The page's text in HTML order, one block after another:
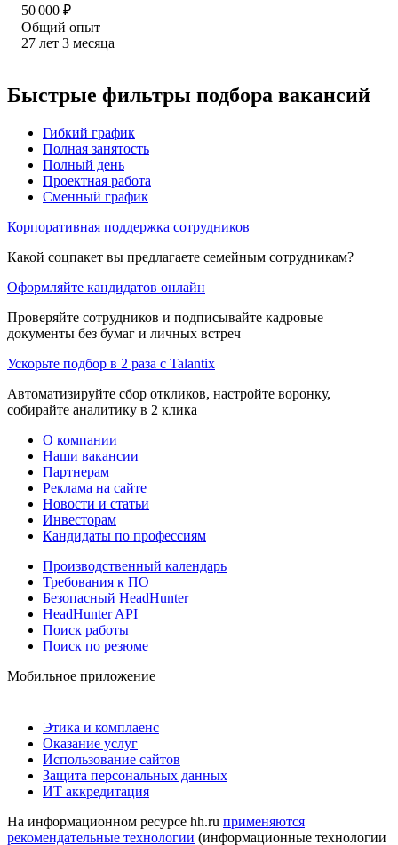
50 000 ₽
Общий опыт
27 лет 3 месяца
Быстрые фильтры подбора вакансий
Гибкий график
Полная занятость
Полный день
Проектная работа
Сменный график
Корпоративная поддержка сотрудников
Какой соцпакет вы предлагаете семейным сотрудникам?
Оформляйте кандидатов онлайн
Проверяйте сотрудников и подписывайте кадровые
документы без бумаг и личных встреч
Ускорьте подбор в 2 раза с Talantix
Автоматизируйте сбор откликов, настройте воронку,
собирайте аналитику в 2 клика
О компании
Наши вакансии
Партнерам
Реклама на сайте
Новости и статьи
Инвесторам
Кандидаты по профессиям
Производственный календарь
Требования к ПО
Безопасный HeadHunter
HeadHunter API
Поиск работы
Поиск по резюме
Мобильное приложение
Этика и комплаенс
Оказание услуг
Использование сайтов
Защита персональных данных
ИТ аккредитация
На информационном ресурсе hh.ru применяются
рекомендательные технологии (информационные технологии